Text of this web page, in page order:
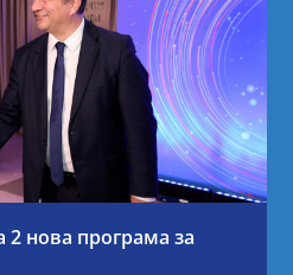
2 нова програма за